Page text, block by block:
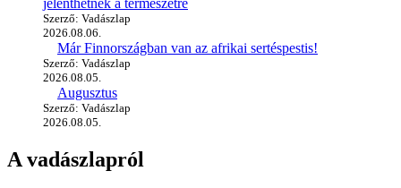
Szerző: Vadászlap
2026.08.06.
Már Finnországban van az afrikai sertéspestis!
Szerző: Vadászlap
2026.08.05.
Augusztus
Szerző: Vadászlap
2026.08.05.
A vadászlapról